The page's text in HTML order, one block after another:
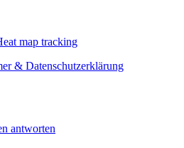
& Datenschutzerklärung
antworten